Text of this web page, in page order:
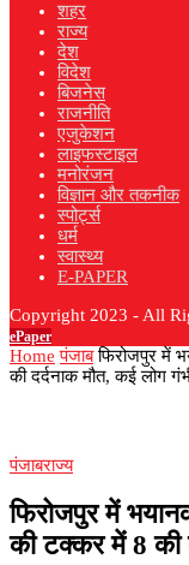
शहर
राज्य
देश
विदेश
बिजनेस
राजनीति
एजुकेशन
लाइफस्टाइल
मनोरंजन
विज्ञान और तकनीक
स्पोर्ट्स
धर्म
स्वास्थ्य
E-PAPER
Copyright 2023 - All
ePaper
Home पंजाब फिरोजपुर में
की दर्दनाक मौत, कई लोग
पंजाबराज्य
फिरोजपुर में
की टक्कर में 8 की